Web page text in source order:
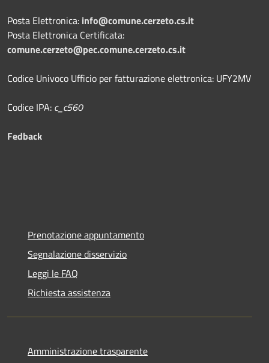
Posta Elettronica: info@comune.cerzeto.cs.it
Posta Elettronica Certificata:
comune.cerzeto@pec.comune.cerzeto.cs.it
Codice Univoco Ufficio per fatturazione elettronica: UFY2MV
Codice IPA: c_c560
Fedback
Prenotazione appuntamento
Segnalazione disservizio
Leggi le FAQ
Richiesta assistenza
Amministrazione trasparente